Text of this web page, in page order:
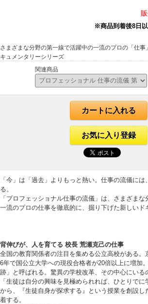
※商品到着後8日
さまざまな分野の第一線で活躍中の一流のプロの「仕事
キュメンタリーシリーズ
関連商品
カートに入れる
お気に入り登録
「今」は「過去」よりもっと熱い。仕事の流儀に
る。
「プロフェッショナル仕事の流儀」は、さまざま
一流のプロの仕事を徹底的に、掘り下げた新しいド
背伸びが、人を育てる 校長 荒瀬克己の仕事
全国の教育関係者の注目を集める公立高校がある。
6年で国公立大学への現役合格者が20倍以上に増加
跡」と呼ばれる。驚異の学校改革、その中心にいる
「生徒は自分の興味を見極められれば、ひとりで
から、『生徒自身が探求する』という授業を創設し
着する。